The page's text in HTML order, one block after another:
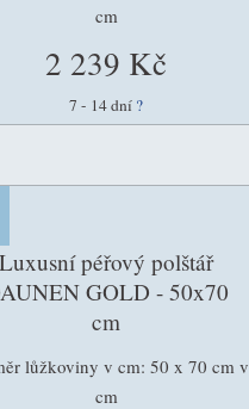
cm
2 239 Kč
7 - 14 dní ?
Luxusní péřový polštář
GOLD - 50x70
cm
lůžkoviny v cm: 50 x 70 cm v
cm